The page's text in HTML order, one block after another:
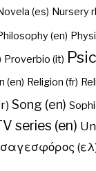
(es) Nursery
(en)
Proverbio (it)
(en) Religion (fr)
Song (en)
series (en)
σαγεσφόρος